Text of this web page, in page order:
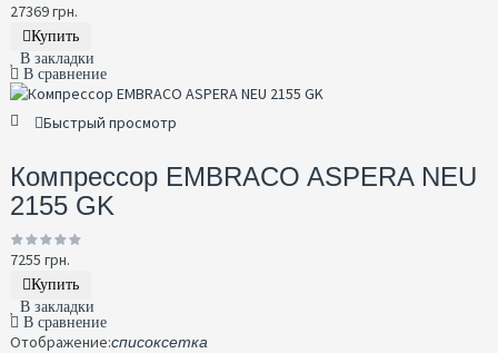
27369 грн.
Купить
В закладки
В сравнение
Быстрый просмотр
Компрессор EMBRACO ASPERA NEU
2155 GK
7255 грн.
Купить
В закладки
В сравнение
Отображение:списоксетка